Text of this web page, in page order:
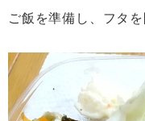
ご飯を準備し、フタ